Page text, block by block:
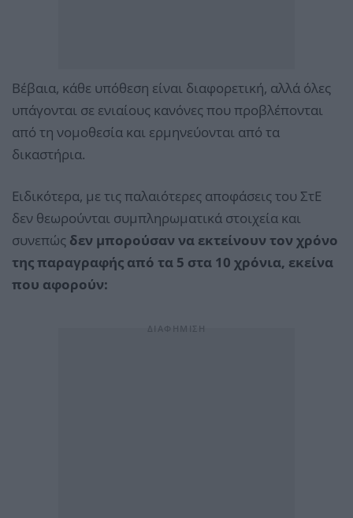
Βέβαια, κάθε υπόθεση είναι διαφορετική, αλλά όλες
υπάγονται σε ενιαίους κανόνες που προβλέπονται
από τη νομοθεσία και ερμηνεύονται από τα
δικαστήρια.
Ειδικότερα, με τις παλαιότερες αποφάσεις του ΣτΕ
δεν θεωρούνται συμπληρωματικά στοιχεία και
συνεπώς δεν μπορούσαν να εκτείνουν τον χρόνο
της παραγραφής από τα 5 στα 10 χρόνια, εκείνα
που αφορούν: